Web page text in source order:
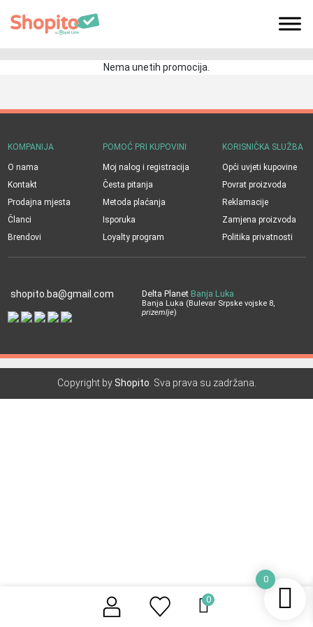
Nema unetih promocija.
shopito.ba@gmail.com Delta Planet Banja Luka
Banja Luka (Bulevar Srpske vojske 8,
prizemlje)
KOMPANIJA
O nama
Kontakt
Prodajna mjesta
Članci
Brendovi
POMOĆ PRI KUPOVINI
Moj nalog i registracija
Česta pitanja
Metoda plaćanja
Isporuka
Loyalty program
KORISNIČKA SLUŽBA
Opći uvjeti kupovine
Povrat proizvoda
Reklamacije
Zamjena proizvoda
Politika privatnosti
Copyright byShopito. Sva prava su zadržana.
0
0